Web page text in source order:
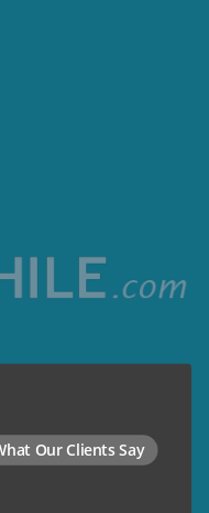
page facebook
notre compte instagram
Our Clients Say